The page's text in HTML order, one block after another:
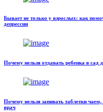
Бывает не только у взрослых: как
депрессии
Почему нельзя отдавать ребенка в сад
Почему нельзя запивать таблетки
врач